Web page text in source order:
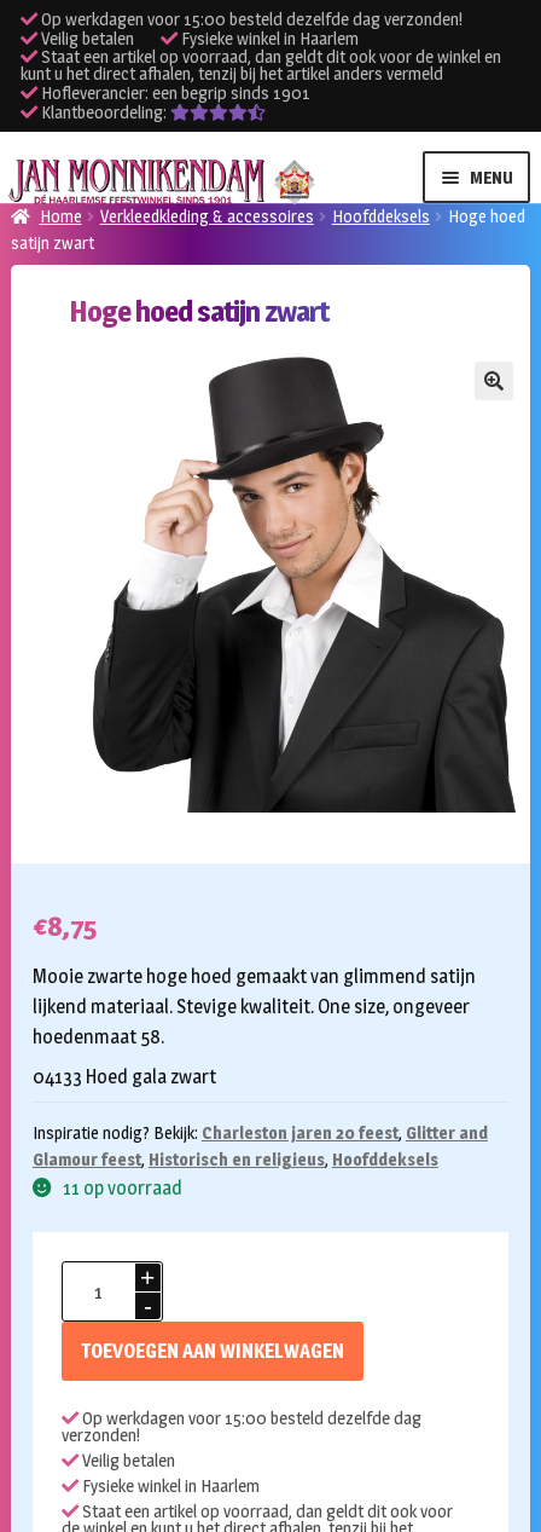
Op werkdagen voor 15:00 besteld dezelfde dag verzonden!
Veilig betalen
Fysieke winkel in Haarlem
Staat een artikel op voorraad, dan geldt dit ook voor de winkel en
kunt u het direct afhalen, tenzij bij het artikel anders vermeld
Hofleverancier: een begrip sinds 1901
Klantbeoordeling:
Ga
door
naar
navigatie
Ga
naar
de
inhoud
MENU
Verhuur kleding
Verhuur apparatuur
Home Verkleedkleding & accessoires Hoofddeksels
Hoge hoed
satijn zwart
Hoge hoed satijn zwart
€8,75
Mooie zwarte hoge hoed gemaakt van glimmend satijn
lijkend materiaal. Stevige kwaliteit. One size, ongeveer
hoedenmaat 58.
04133 Hoed gala zwart
Inspiratie nodig? Bekijk: Charleston jaren 20 feest, Glitter and
Glamour feest, Historisch en religieus, Hoofddeksels
11 op voorraad
hoed
zwart
TOEVOEGEN AAN WINKELWAGEN
Op werkdagen voor 15:00 besteld dezelfde dag
verzonden!
Veilig betalen
Fysieke winkel in Haarlem
Staat een artikel op voorraad, dan geldt dit ook voor